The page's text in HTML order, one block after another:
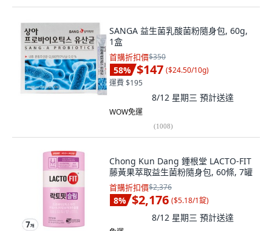
SANGA 益生菌乳酸菌粉隨身包, 60g,
1盒
首購折扣價$350
58% $147 ($24.50/10g)
運費 $195
8/12 星期三 預計送達
WOW免運
(1008)
Chong Kun Dang 鍾根堂 LACTO-FIT
藤黃果萃取益生菌粉隨身包, 60條, 7罐
首購折扣價$2,376
8% $2,176 ($5.18/1錠)
8/12 星期三 預計送達